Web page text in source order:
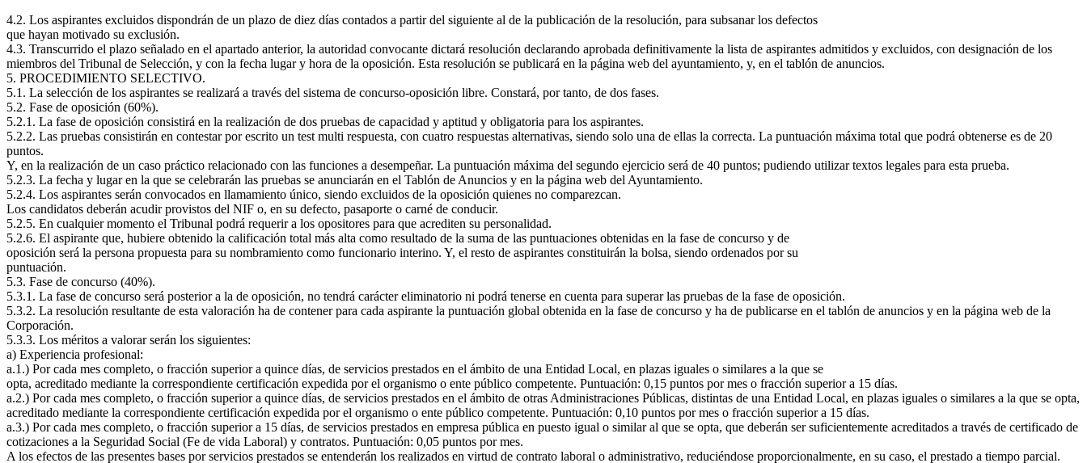
4.2. Los aspirantes excluidos dispondrán de un plazo de diez días contados a partir del siguiente al de la publicación de la resolución, para subsanar los defectos
que hayan motivado su exclusión.
4.3. Transcurrido el plazo señalado en el apartado anterior, la autoridad convocante dictará resolución declarando aprobada definitivamente la lista de aspirantes admitidos y excluidos, con designación de los
miembros del Tribunal de Selección, y con la fecha lugar y hora de la oposición. Esta resolución se publicará en la página web del ayuntamiento, y, en el tablón de anuncios.
5. PROCEDIMIENTO SELECTIVO.
5.1. La selección de los aspirantes se realizará a través del sistema de concurso-oposición libre. Constará, por tanto, de dos fases.
5.2. Fase de oposición (60%).
5.2.1. La fase de oposición consistirá en la realización de dos pruebas de capacidad y aptitud y obligatoria para los aspirantes.
5.2.2. Las pruebas consistirán en contestar por escrito un test multi respuesta, con cuatro respuestas alternativas, siendo solo una de ellas la correcta. La puntuación máxima total que podrá obtenerse es de 20
puntos.
Y, en la realización de un caso práctico relacionado con las funciones a desempeñar. La puntuación máxima del segundo ejercicio será de 40 puntos; pudiendo utilizar textos legales para esta prueba.
5.2.3. La fecha y lugar en la que se celebrarán las pruebas se anunciarán en el Tablón de Anuncios y en la página web del Ayuntamiento.
5.2.4. Los aspirantes serán convocados en llamamiento único, siendo excluidos de la oposición quienes no comparezcan.
Los candidatos deberán acudir provistos del NIF o, en su defecto, pasaporte o carné de conducir.
5.2.5. En cualquier momento el Tribunal podrá requerir a los opositores para que acrediten su personalidad.
5.2.6. El aspirante que, hubiere obtenido la calificación total más alta como resultado de la suma de las puntuaciones obtenidas en la fase de concurso y de
oposición será la persona propuesta para su nombramiento como funcionario interino. Y, el resto de aspirantes constituirán la bolsa, siendo ordenados por su
puntuación.
5.3. Fase de concurso (40%).
5.3.1. La fase de concurso será posterior a la de oposición, no tendrá carácter eliminatorio ni podrá tenerse en cuenta para superar las pruebas de la fase de oposición.
5.3.2. La resolución resultante de esta valoración ha de contener para cada aspirante la puntuación global obtenida en la fase de concurso y ha de publicarse en el tablón de anuncios y en la página web de la
Corporación.
5.3.3. Los méritos a valorar serán los siguientes:
a) Experiencia profesional:
a.1.) Por cada mes completo, o fracción superior a quince días, de servicios prestados en el ámbito de una Entidad Local, en plazas iguales o similares a la que se
opta, acreditado mediante la correspondiente certificación expedida por el organismo o ente público competente. Puntuación: 0,15 puntos por mes o fracción superior a 15 días.
a.2.) Por cada mes completo, o fracción superior a quince días, de servicios prestados en el ámbito de otras Administraciones Públicas, distintas de una Entidad Local, en plazas iguales o similares a la que se opta,
acreditado mediante la correspondiente certificación expedida por el organismo o ente público competente. Puntuación: 0,10 puntos por mes o fracción superior a 15 días.
a.3.) Por cada mes completo, o fracción superior a 15 días, de servicios prestados en empresa pública en puesto igual o similar al que se opta, que deberán ser suficientemente acreditados a través de certificado de
cotizaciones a la Seguridad Social (Fe de vida Laboral) y contratos. Puntuación: 0,05 puntos por mes.
A los efectos de las presentes bases por servicios prestados se entenderán los realizados en virtud de contrato laboral o administrativo, reduciéndose proporcionalmente, en su caso, el prestado a tiempo parcial.